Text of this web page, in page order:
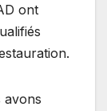
ont
avons